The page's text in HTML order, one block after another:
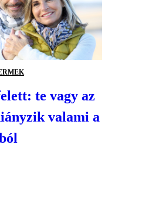
te vagy az
valami a